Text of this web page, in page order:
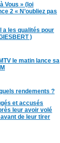
Vous » (loi
2 « N’oubliez pas
a les qualités pour
)
le matin lance sa
rendements ?
et accusés
leur avoir volé
de leur tirer